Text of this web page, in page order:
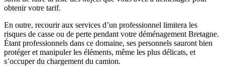
obtenir votre tarif.
En outre, recourir aux services d’un professionnel limitera les
risques de casse ou de perte pendant votre déménagement Bretagne.
Étant professionnels dans ce domaine, ses personnels sauront bien
protéger et manipuler les éléments, même les plus délicats, et
s’occuper du chargement du camion.